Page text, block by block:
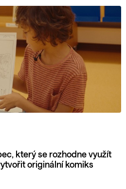
který se rozhodne využít
originální komiks